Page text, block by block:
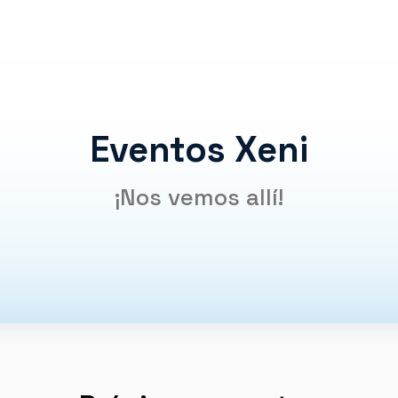
Eventos Xeni
¡Nos vemos allí!